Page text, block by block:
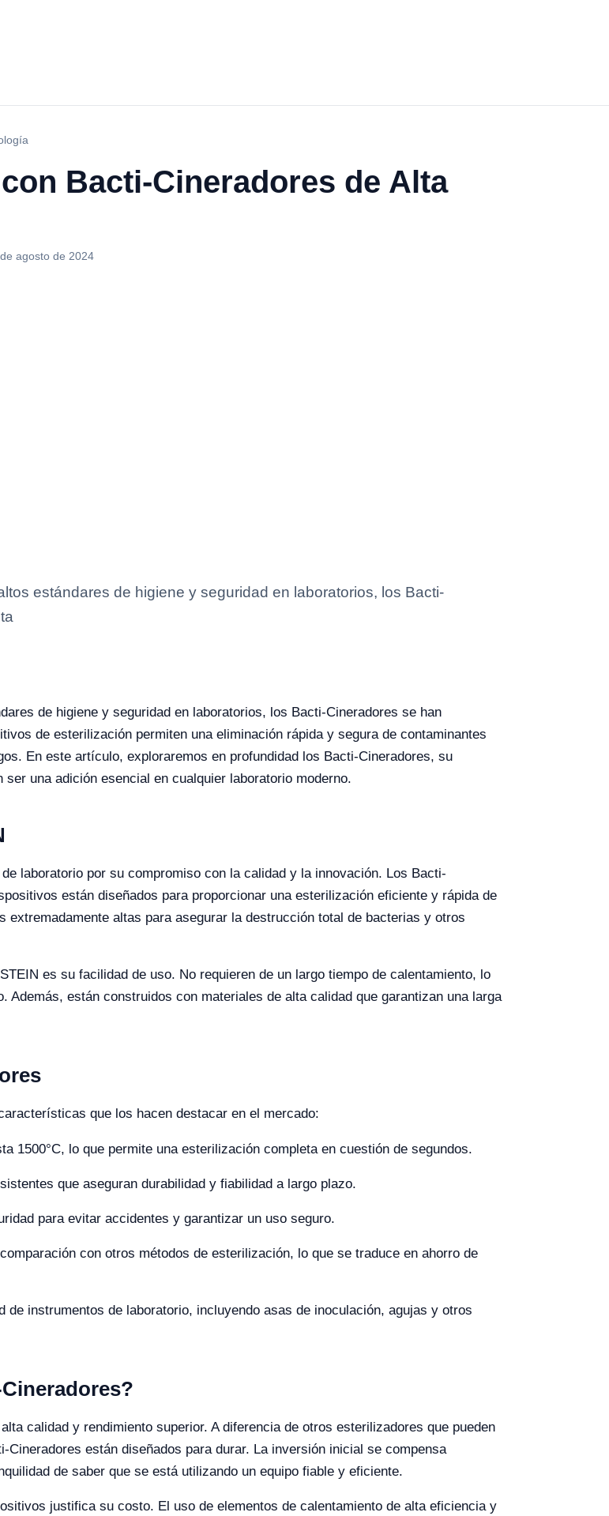
Bacti-Cineradores de Alta
agosto de 2024
estándares de higiene y seguridad en laboratorios, los Bacti-
de higiene y seguridad en laboratorios, los Bacti-Cineradores se han
de esterilización permiten una eliminación rápida y segura de contaminantes
En este artículo, exploraremos en profundidad los Bacti-Cineradores, su
una adición esencial en cualquier laboratorio moderno.
laboratorio por su compromiso con la calidad y la innovación. Los Bacti-
están diseñados para proporcionar una esterilización eficiente y rápida de
altas para asegurar la destrucción total de bacterias y otros
es su facilidad de uso. No requieren de un largo tiempo de calentamiento, lo
están construidos con materiales de alta calidad que garantizan una larga
que los hacen destacar en el mercado:
1500°C, lo que permite una esterilización completa en cuestión de segundos.
que aseguran durabilidad y fiabilidad a largo plazo.
para evitar accidentes y garantizar un uso seguro.
con otros métodos de esterilización, lo que se traduce en ahorro de
de instrumentos de laboratorio, incluyendo asas de inoculación, agujas y otros
calidad y rendimiento superior. A diferencia de otros esterilizadores que pueden
están diseñados para durar. La inversión inicial se compensa
de saber que se está utilizando un equipo fiable y eficiente.
justifica su costo. El uso de elementos de calentamiento de alta eficiencia y